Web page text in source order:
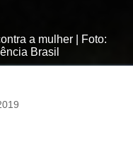
a mulher | Foto:
Brasil